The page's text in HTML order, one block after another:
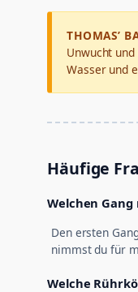
THOMAS’
Unwucht
Wasser und
Häufige
Welchen
Den ersten
nimmst du für
Welche